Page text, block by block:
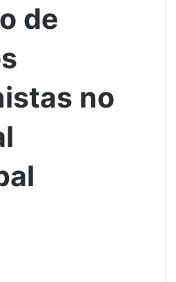
de
no